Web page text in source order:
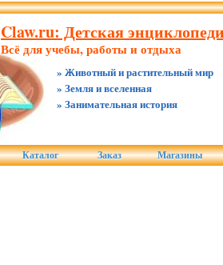
Claw.ru: Детская
Всё для учебы, работы и отдыха
» Животный и растительный мир
» Земля и вселенная
» Занимательная история
Каталог Заказ Магазины